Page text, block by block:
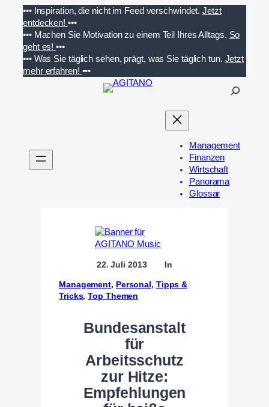
Inhalt
springen
••• Inspiration, die nicht im Feed verschwindet. Jetzt
entdecken! •••
••• Machen Sie Motivation zu einem Teil Ihres Alltags. So
geht es!•••
••• Was Sie täglich sehen, prägt, was Sie täglich tun. Jetzt
mehr erfahren! •••
n
Management
Finanzen
Wirtschaft
Panorama
Glossar
22. Juli 2013 In
Management, Personal, Tipps &
Tricks, Top Themen
Bundesanstalt
für
Arbeitsschutz
zur Hitze:
Empfehlungen